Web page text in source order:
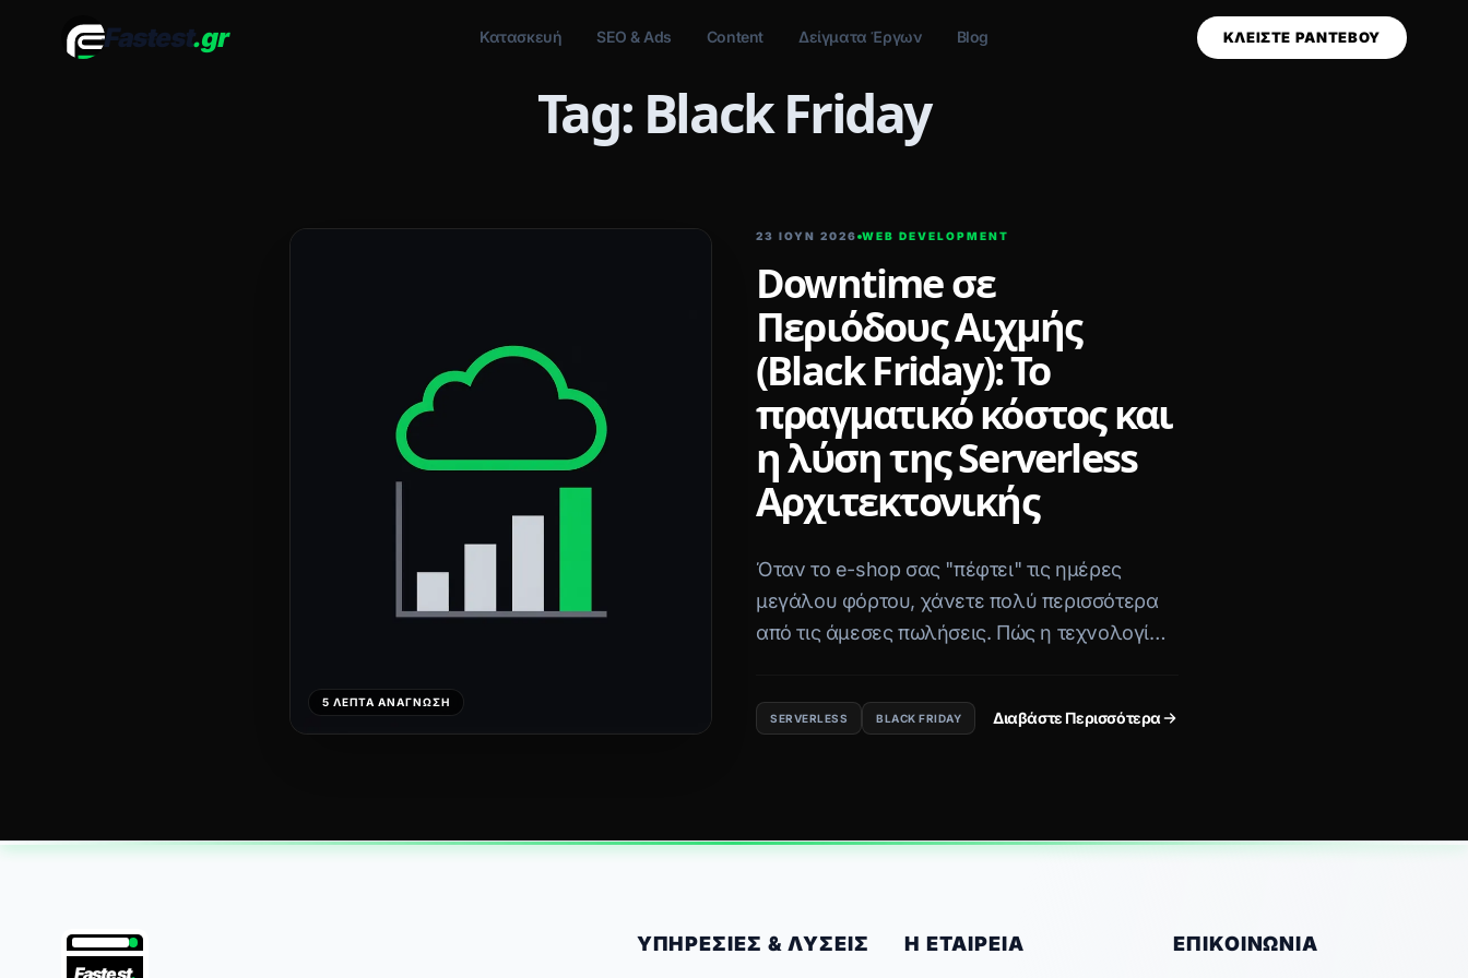
Fastest.gr Κατασκευή SEO & Ads Content Δείγματα Έργων Blog ΚΛΕΙΣΤΕ ΡΑΝΤΕΒΟΥ
Tag: Black Friday
5 ΛΕΠΤΆ ΑΝΆΓΝΩΣΗ
23 ΙΟΥΝ 2026 WEB DEVELOPMENT
Downtime σε
Περιόδους Αιχμής
(Black Friday): Το
πραγματικό κόστος και
η λύση της Serverless
Αρχιτεκτονικής
Όταν το e-shop σας "πέφτει" τις ημέρες
μεγάλου φόρτου, χάνετε πολύ περισσότερα
από τις άμεσες πωλήσεις. Πώς η τεχνολογία
SERVERLESS BLACK FRIDAY Διαβάστε Περισσότερα
ΥΠΗΡΕΣΊΕΣ & ΛΎΣΕΙΣ Η ΕΤΑΙΡΕΊΑ ΕΠΙΚΟΙΝΩΝΊΑ